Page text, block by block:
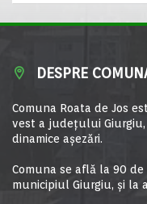
DESPRE
Comuna Roata de Jos
vest a judeţului
dinamice aşezări.
Comuna se află la 90
municipiul Giurgiu, şi la